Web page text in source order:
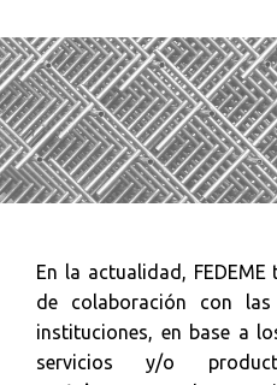
En la actualidad,
de colaboración con las
instituciones, en base a
servicios y/o